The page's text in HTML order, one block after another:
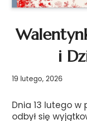
i
19 lutego, 2026
Dnia 13 lutego w
odbył się